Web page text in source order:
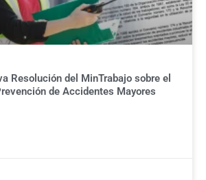
Resolución del MinTrabajo sobre el
de Accidentes Mayores